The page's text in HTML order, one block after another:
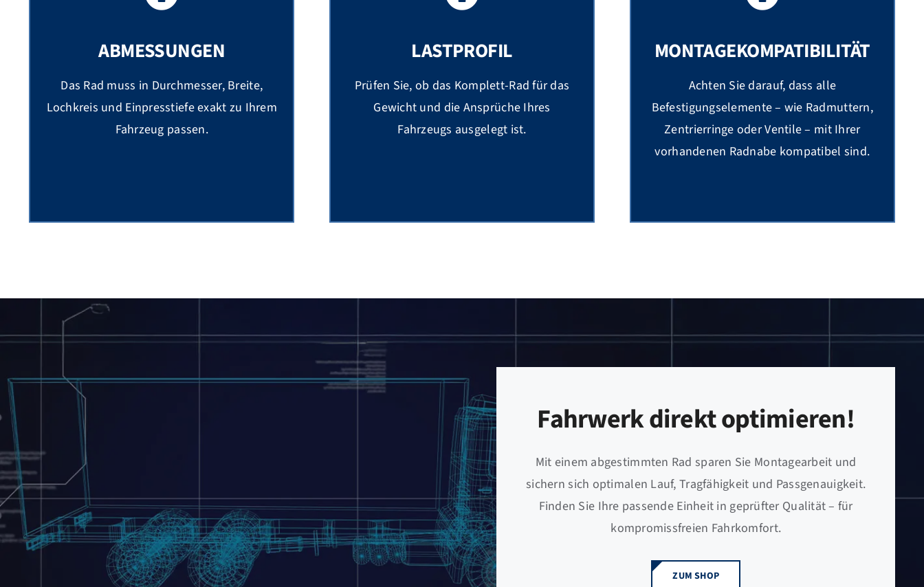
ABMESSUNGEN
Das Rad muss in Durchmesser, Breite,
Lochkreis und Einpresstiefe exakt zu Ihrem
Fahrzeug passen.
LASTPROFIL
Prüfen Sie, ob das Komplett-Rad für das
Gewicht und die Ansprüche Ihres
Fahrzeugs ausgelegt ist.
MONTAGEKOMPATIBILITÄT
Achten Sie darauf, dass alle
Befestigungselemente – wie Radmuttern,
Zentrierringe oder Ventile – mit Ihrer
vorhandenen Radnabe kompatibel sind.
Fahrwerk direkt optimieren!
Mit einem abgestimmten Rad sparen Sie Montagearbeit und
sichern sich optimalen Lauf, Tragfähigkeit und Passgenauigkeit.
Finden Sie Ihre passende Einheit in geprüfter Qualität – für
kompromissfreien Fahrkomfort.
ZUM SHOP